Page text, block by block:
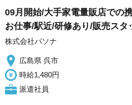
09月開始/大手家電量販店での
お仕事/駅近/研修あり/販売スタ
株式会社パソナ
広島県 呉市
時給1,480円
派遣社員